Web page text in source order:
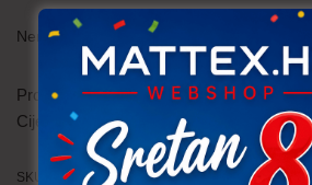
Nema na zalihi
Prodaje se po0.1
Cijena je
po metru
SKU: BRO003 (316)